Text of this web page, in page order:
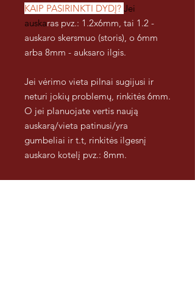
KAIP PASIRINKTI DYDĮ? Jei
auskaras pvz.: 1.2x6mm, tai 1.2 -
auskaro skersmuo (storis), o 6mm
arba 8mm - auksaro ilgis.
Jei vėrimo vieta pilnai sugijusi ir
neturi jokių problemų, rinkitės 6mm.
O jei planuojate vertis naują
auskarą/vieta patinusi/yra
gumbeliai ir t.t, rinkitės ilgesnį
auskaro kotelį pvz.: 8mm.